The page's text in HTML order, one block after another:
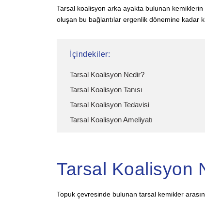
Tarsal koalisyon arka ayakta bulunan
oluşan bu bağlantılar ergenlik dönemine kadar
İçindekiler:
Tarsal Koalisyon Nedir?
Tarsal Koalisyon Tanısı
Tarsal Koalisyon Tedavisi
Tarsal Koalisyon Ameliyatı
Tarsal Koalisyon
Topuk çevresinde bulunan tarsal kemikler